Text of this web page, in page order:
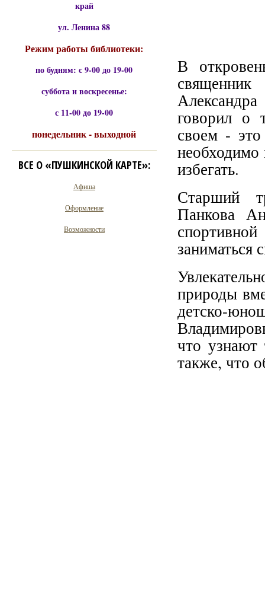
В
говорил о
своем -
необходимо
избегать.
Старший
Панкова
заниматься
природы
детско-
что узнают
также, что
край
ул. Ленина 88
Режим работы библиотеки:
по будням: с 9-00 до 19-00
суббота и воскресенье:
с 11-00 до 19-00
понедельник - выходной
ВСЕ О «ПУШКИНСКОЙ КАРТЕ»:
Афиша
Оформление
Возможности